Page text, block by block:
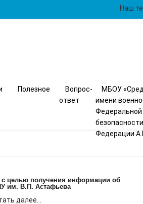
Наш
Полезное
Вопрос-
ответ
МБОУ
имени
Федерации
с целью получения информации об
им. В.П. Астафьева
далее...